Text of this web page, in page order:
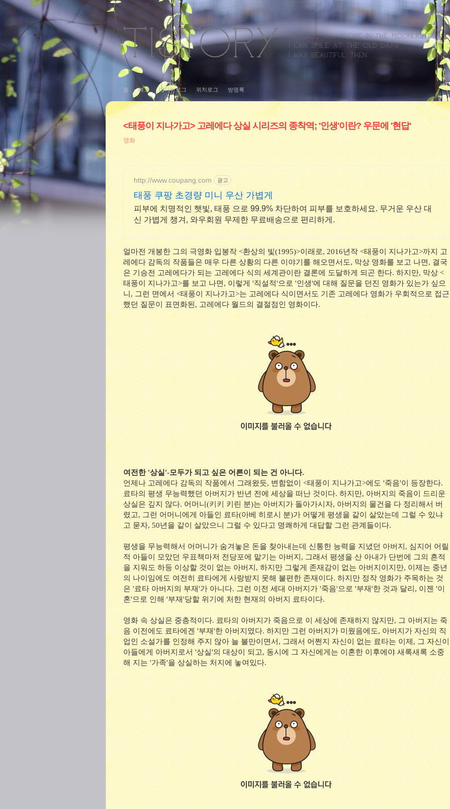
홈 태그 미디어로그 위치로그 방명록
<태풍이 지나가고> 고레에다 상실 시리즈의 종착역; '인생'이란? 우문에 '현답'
영화
http://www.coupang.com 광고
태풍 쿠팡 초경량 미니 우산 가볍게
피부에 치명적인 햇빛, 태풍 으로 99.9% 차단하여 피부를 보호하세요. 무거운 우산 대
신 가볍게 챙겨, 와우회원 무제한 무료배송으로 편리하게.
얼마전 개봉한 그의 극영화 입봉작 <환상의 빛(1995)>이래로, 2016년작 <태풍이 지나가고>까지 고
레에다 감독의 작품들은 매우 다른 상황의 다른 이야기를 해오면서도, 막상 영화를 보고 나면, 결국
은 기승전 고레에다가 되는 고레에다 식의 세계관이란 결론에 도달하게 되곤 한다. 하지만, 막상 <
태풍이 지나가고>를 보고 나면, 이렇게 '직설적'으로 '인생'에 대해 질문을 던진 영화가 있는가 싶으
니, 그런 면에서 <태풍이 지나가고>는 고레에다 식이면서도 기존 고레에다 영화가 우회적으로 접근
했던 질문이 표면화된, 고레에다 월드의 결절점인 영화이다.
여전한 '상실'-모두가 되고 싶은 어른이 되는 건 아니다.
언제나 고레에다 감독의 작품에서 그래왔듯, 변함없이 <태풍이 지나가고>에도 '죽음'이 등장한다.
료타의 평생 무능력했던 아버지가 반년 전에 세상을 떠난 것이다. 하지만, 아버지의 죽음이 드리운
상실은 깊지 않다. 어머니(키키 키린 분)는 아버지가 돌아가시자, 아버지의 물건을 다 정리해서 버
렸고, 그런 어머니에게 아들인 료타(아베 히로시 분)가 어떻게 평생을 같이 살았는데 그럴 수 있냐
고 묻자, 50년을 같이 살았으니 그럴 수 있다고 명쾌하게 대답할 그런 관계들이다.
평생을 무능력해서 어머니가 숨겨놓은 돈을 찾아내는데 신통한 능력을 지녔던 아버지, 심지어 어릴
적 아들이 모았던 우표책마저 전당포에 맡기는 아버지, 그래서 평생을 산 아내가 단번에 그의 흔적
을 지워도 하등 이상할 것이 없는 아버지, 하지만 그렇게 존재감이 없는 아버지이지만, 이제는 중년
의 나이임에도 여전히 료타에게 사랑받지 못해 불편한 존재이다. 하지만 정작 영화가 주목하는 것
은 '료타 아버지의 부재'가 아니다. 그런 이전 세대 아버지가 '죽음'으로 '부재'한 것과 달리, 이젠 '이
혼'으로 인해 '부재'당할 위기에 처한 현재의 아버지 료타이다.
영화 속 상실은 중층적이다. 료타의 아버지가 죽음으로 이 세상에 존재하지 않지만, 그 아버지는 죽
음 이전에도 료타에겐 '부재'한 아버지였다. 하지만 그런 아버지가 미웠음에도, 아버지가 자신의 직
업인 소설가를 인정해 주지 않아 늘 불만이면서, 그래서 어쩐지 자신이 없는 료타는 이제, 그 자신이
아들에게 아버지로서 '상실'의 대상이 되고, 동시에 그 자신에게는 이혼한 이후에야 새록새록 소중
해 지는 '가족'을 상실하는 처지에 놓여있다.